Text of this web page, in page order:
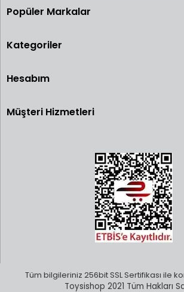
Popüler Markalar
Kategoriler
Hesabım
Müşteri Hizmetleri
Tüm bilgileriniz 256bit SSL Sertifikası ile
Toysishop 2021 Tüm Hakları